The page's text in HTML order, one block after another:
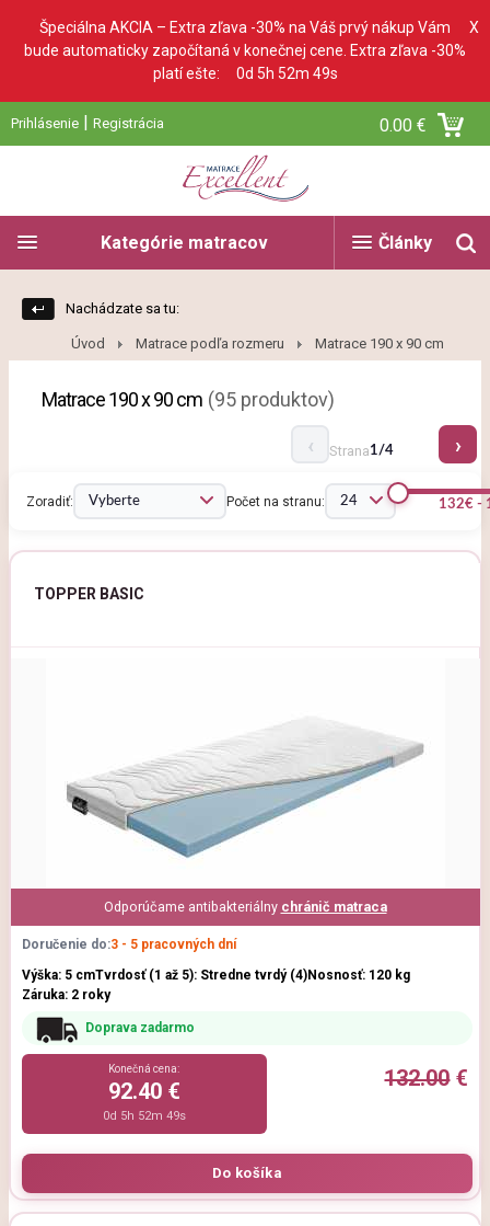
Špeciálna AKCIA – Extra zľava -30% na Váš prvý nákup Vám
bude automaticky započítaná v konečnej cene. Extra zľava -30%
platí ešte: 0d 5h 52m 47s
X
Prihlásenie | Registrácia 0.00 €
Články
Kategórie matracov
Nachádzate sa tu:
Úvod Matrace podľa rozmeru Matrace 190 x 90 cm
Matrace 190 x 90 cm (95 produktov)
Strana1/4
Zoradiť: Počet na stranu: 132€ -
TOPPER BASIC
Odporúčame antibakteriálny chránič matraca
Doručenie do:3 - 5 pracovných dní
Výška: 5 cmTvrdosť (1 až 5): Stredne tvrdý (4)Nosnosť: 120 kg
Záruka: 2 roky
Doprava zadarmo
132.00€
Konečná cena:
92.40 €
0d 5h 52m 47s